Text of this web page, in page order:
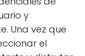
y
Una vez que
el